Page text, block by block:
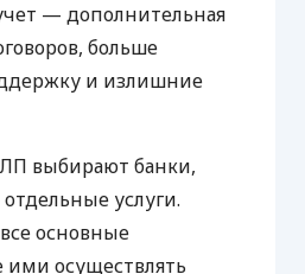
— дополнительная
больше
и излишние
выбирают банки,
услуги.
основные
осуществлять